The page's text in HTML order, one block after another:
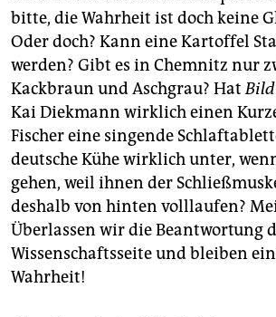
bitte, die Wahrheit ist doch keine
Oder doch? Kann eine Kartoffel
werden? Gibt es in Chemnitz nur
Kackbraun und Aschgrau? HatBild
Kai Diekmann wirklich einen
Fischer eine singende
deutsche Kühe wirklich unter,
gehen, weil ihnen der
deshalb von hinten volllaufen?
Überlassen wir die Beantwortung
Wissenschaftsseite und bleiben
Wahrheit!